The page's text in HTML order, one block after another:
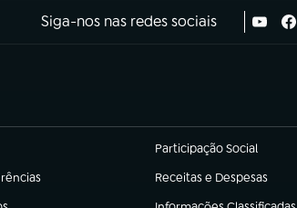
Siga-nos nas redes sociais
Participação Social
(abre em nova aba)
Receitas e Despesas
(abre em nova aba)